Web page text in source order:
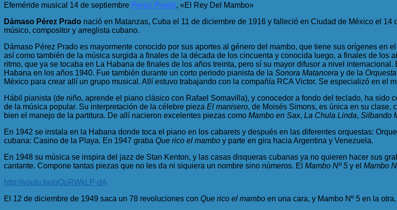
Efeméride musical 14 de septiembre Perez Prado, «El Rey Del Mambo»
Dámaso Pérez Prado nació en Matanzas, Cuba el 11 de diciembre de 1916 y falleció en Ciudad de México el
músico, compositor y arreglista cubano.
Dámaso Pérez Prado es mayormente conocido por sus aportes al género del mambo, que tiene sus orígenes en
así como también de la música surgida a finales de la década de los cincuenta y conocida luego, a finales de los
ritmo, que ya se tocaba en La Habana de finales de los años treinta, pero sí su mayor difusor a nivel
Habana en los años 1940. Fue también durante un corto periodo pianista de la Sonora Matancera y de la
México para crear allí un grupo musical. Allí estuvo trabajando con la compañía RCA Victor. Se especializó en el
Hábil pianista (de niño, aprende el piano clásico con Rafael Somavilla), y conocedor a fondo del teclado, ha sido
de la música popular. Su interpretación de la célebre pieza El manisero, de Moisés Simons, es única en su clase,
bien el manejo de la partitura. De allí nacieron excelentes piezas como Mambo en Sax, La Chula Linda, Silbando
En 1942 se instala en la Habana donde toca el piano en los cabarets y después en las diferentes orquestas:
cubana: Casino de la Playa. En 1947 graba Que rico el mambo y parte en gira hacia Argentina y Venezuela.
En 1948 su música se inspira del jazz de Stan Kenton, y las casas disqueras cubanas ya no quieren hacer sus
cantante. Compone tantas piezas que no les da ni siquiera un nombre sino números. El Mambo Nº 5 y el Mambo
http://youtu.be/qOuRWkLP-dA
El 12 de diciembre de 1949 saca un 78 revoluciones con Que rico el mambo en una cara, y Mambo Nº 5 en la